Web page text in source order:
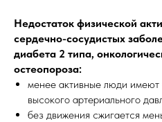
Недостаток физической
сердечно-сосудистых
диабета 2 типа,
остеопороза:
менее активные люди имеют
высокого артериального
без движения сжигается